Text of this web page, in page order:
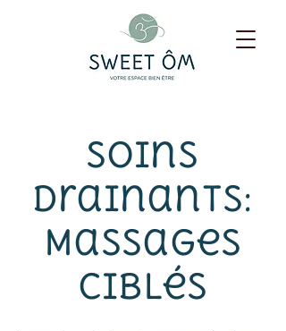
Soins
drainants:
Massages
ciblés